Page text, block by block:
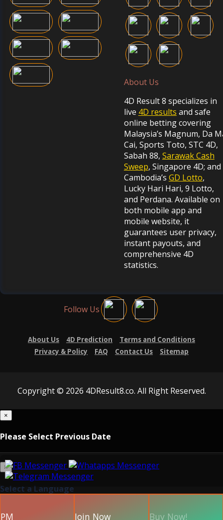
About Us
4D Result 8 specializes in
live 4D results and safe
online betting covering
Malaysia’s Magnum, Da
Cai, Sports Toto, STC 4D,
Sabah 88, Sarawak Cash
Sweep, Singapore 4D; and
Cambodia’s GD Lotto,
Lucky Hari Hari, 9 Lotto,
and Perdana. Available on
both mobile app and
mobile website, it
guarantees user privacy,
instant payouts, and
comprehensive 4D
statistics.
Follow Us
About Us 4D Prediction
Terms and Conditions
Privacy & Policy
FAQ Contact Us Sitemap
Copyright © 2026 4DResult8.co. All Right Reserved.
×
Please Select Previous Date
×
Select a Language
PM Join Now Buy Now!